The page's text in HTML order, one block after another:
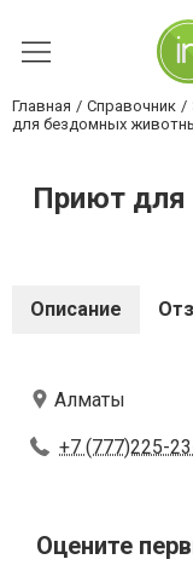
Главная Справочник
для бездомных
Приют
Описание
Алматы
+7 (777)225-
Оцените